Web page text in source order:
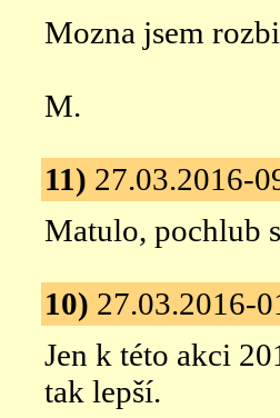
Mozna jsem
M.
11) 27.03.2016-
Matulo, pochlub
10) 27.03.2016-
Jen k této akci
tak lepší.